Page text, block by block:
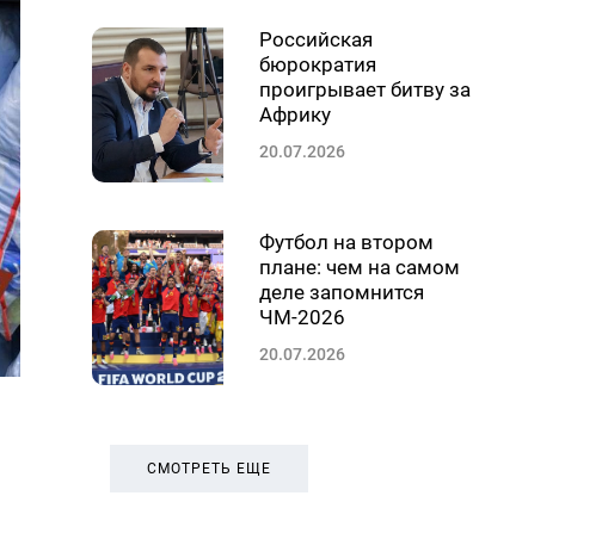
Российская
бюрократия
проигрывает битву за
Африку
20.07.2026
Футбол на втором
плане: чем на самом
деле запомнится
ЧМ-2026
20.07.2026
СМОТРЕТЬ ЕЩЕ